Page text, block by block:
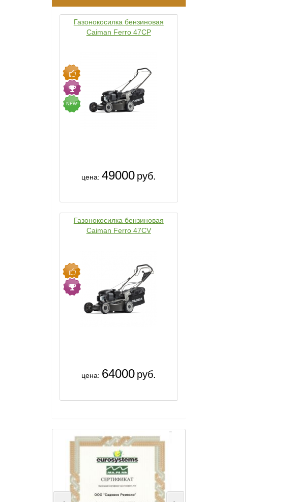
Газонокосилка бензиновая
Caiman Ferro 47CP
NEW!
цена: 49000 руб.
Газонокосилка бензиновая
Caiman Ferro 47CV
цена: 64000 руб.